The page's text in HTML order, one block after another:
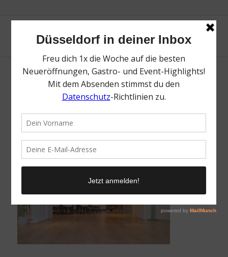
CoPiDUS Loft² | Das Loft | Magazin | Mr.